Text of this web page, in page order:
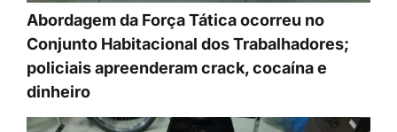
Abordagem da Força Tática ocorreu no
Conjunto Habitacional dos Trabalhadores;
policiais apreenderam crack, cocaína e
dinheiro